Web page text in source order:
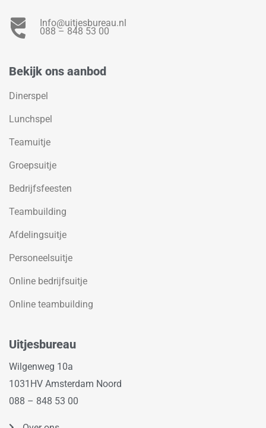
Info@uitjesbureau.nl
088 – 848 53 00
Bekijk ons aanbod
Dinerspel
Lunchspel
Teamuitje
Groepsuitje
Bedrijfsfeesten
Teambuilding
Afdelingsuitje
Personeelsuitje
Online bedrijfsuitje
Online teambuilding
Uitjesbureau
Wilgenweg 10a
1031HV Amsterdam Noord
088 – 848 53 00